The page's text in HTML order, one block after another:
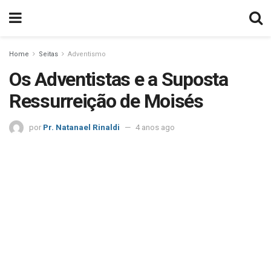
Home Seitas Adventismo
Os Adventistas e a Suposta
Ressurreição de Moisés
por Pr. Natanael Rinaldi 4 anos ago